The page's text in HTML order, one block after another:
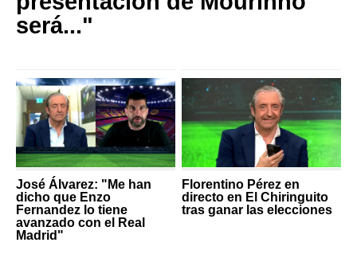
será..."
José Álvarez: "Me han
dicho que Enzo
Fernandez lo tiene
avanzado con el Real
Madrid"
Florentino Pérez en
directo en El Chiringuito
tras ganar las elecciones